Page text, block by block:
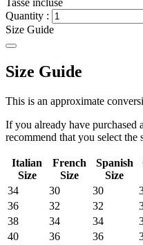
Tasse incluse
Quantity :
Size Guide
Size Guide
This is an approximate
If you already have purchased
recommend that you select the
Italian
Size
French
Size
Spanish
Size
34
30 30
36
32 32
38
34 34
40
36 36